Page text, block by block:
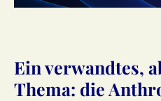
Ein verwandtes,
Thema: die